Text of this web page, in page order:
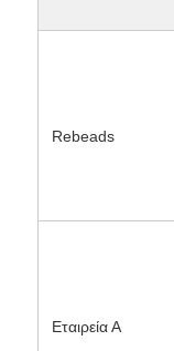
Μαγνητικά
Μαγνητικός
Μαγνητικά
Rebeads
Εταιρεία Α